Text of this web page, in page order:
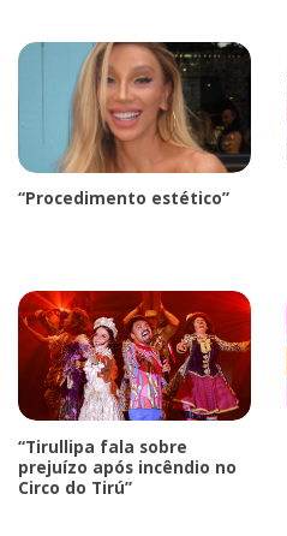
“Procedimento estético”
“Tirullipa fala sobre
prejuízo após incêndio no
Circo do Tirú”